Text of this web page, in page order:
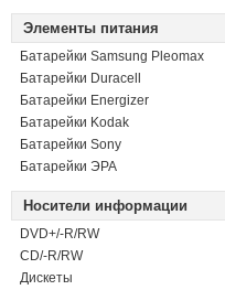
Элементы питания
Батарейки Samsung Pleomax
Батарейки Duracell
Батарейки Energizer
Батарейки Kodak
Батарейки Sony
Батарейки ЭРА
Носители информации
DVD+/-R/RW
СD/-R/RW
Дискеты